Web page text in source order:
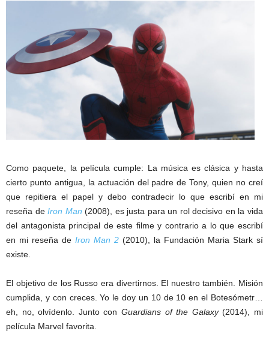
Como paquete, la película cumple: La música es clásica y hasta
cierto punto antigua, la actuación del padre de Tony, quien no creí
que repitiera el papel y debo contradecir lo que escribí en mi
reseña deIron Man (2008), es justa para un rol decisivo en la vida
del antagonista principal de este filme y contrario a lo que escribí
en mi reseña de Iron Man 2 (2010), la Fundación Maria Stark sí
existe.
El objetivo de los Russo era divertirnos. El nuestro también. Misión
cumplida, y con creces. Yo le doy un 10 de 10 en el Botesómetr…
eh, no, olvídenlo. Junto con Guardians of the Galaxy(2014), mi
película Marvel favorita.